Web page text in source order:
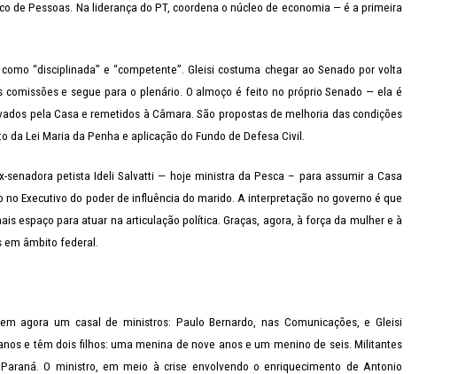
de Pessoas. Na liderança do PT, coordena o núcleo de economia — é a primeira
“disciplinada” e “competente”. Gleisi costuma chegar ao Senado por volta
e segue para o plenário. O almoço é feito no próprio Senado — ela é
pela Casa e remetidos à Câmara. São propostas de melhoria das condições
Lei Maria da Penha e aplicação do Fundo de Defesa Civil.
petista Ideli Salvatti — hoje ministra da Pesca – para assumir a Casa
Executivo do poder de influência do marido. A interpretação no governo é que
espaço para atuar na articulação política. Graças, agora, à força da mulher e à
em âmbito federal.
agora um casal de ministros: Paulo Bernardo, nas Comunicações, e Gleisi
e têm dois filhos: uma menina de nove anos e um menino de seis. Militantes
O ministro, em meio à crise envolvendo o enriquecimento de Antonio